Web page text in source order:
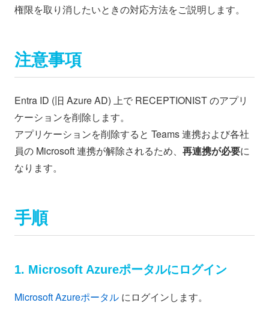
権限を取り消したいときの対応方法をご説明します。
注意事項
Entra ID (旧 Azure AD) 上で RECEPTIONIST のアプリ
ケーションを削除します。
アプリケーションを削除すると Teams 連携および各社
員の Microsoft 連携が解除されるため、 再連携が必要に
なります。
手順
1. Microsoft Azureポータルにログイン
Microsoft Azureポータル にログインします。